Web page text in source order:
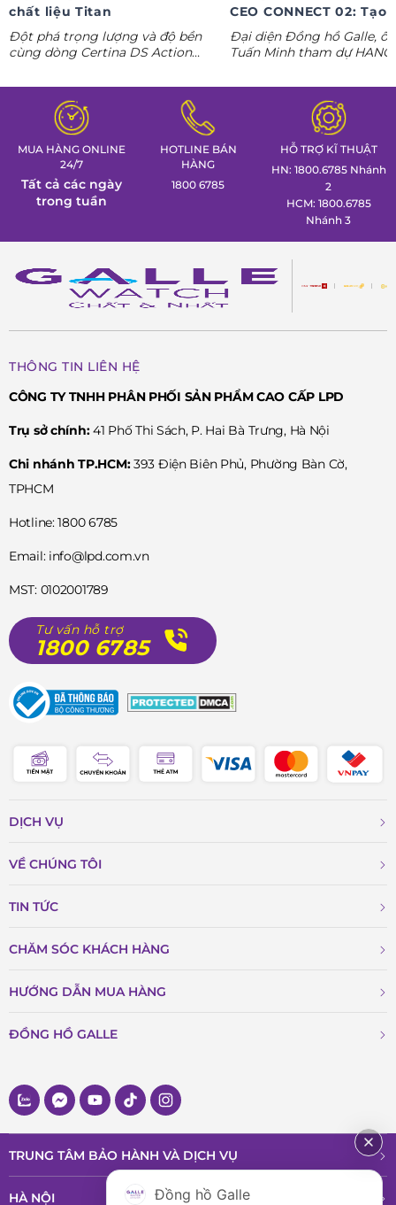
chất liệu Titan
Đột phá trọng lượng và độ bền
cùng dòng Certina DS Action
tác thể thao cá tính nhất trong
Tuần lễ đồng hồ Thụy Sỹ cùng
Đồng hồ Galle!
CEO CONNECT 02: Tạo
phong thái lãnh đạo kỷ
nguyên AI
Đại diện Đồng hồ Galle,
Tuấn Minh tham dự
gian trưng bày đồng hồ
định hình phong thái lãnh
MUA HÀNG ONLINE
24/7
Tất cả các ngày
trong tuần
HOTLINE BÁN
HÀNG
1800 6785
HỖ TRỢ KĨ THUẬT
HN: 1800.6785 Nhánh
2
HCM: 1800.6785
Nhánh 3
THÔNG TIN LIÊN HỆ
CÔNG TY TNHH PHÂN PHỐI SẢN PHẨM CAO CẤP LPD
Trụ sở chính:41 Phố Thi Sách, P. Hai Bà Trưng, Hà Nội
Chi nhánh TP.HCM:393 Điện Biên Phủ, Phường Bàn Cờ,
TPHCM
Hotline: 1800 6785
Email: info@lpd.com.vn
MST: 0102001789
Tư vấn hỗ trợ
1800 6785
DỊCH VỤ
VỀ CHÚNG TÔI
TIN TỨC
CHĂM SÓC KHÁCH HÀNG
HƯỚNG DẪN MUA HÀNG
ĐỒNG HỒ GALLE
TRUNG TÂM BẢO HÀNH VÀ DỊCH VỤ
HÀ NỘI Đồng hồ Galle